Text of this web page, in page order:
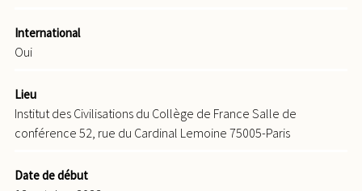
International
Oui
Lieu
Institut des Civilisations du Collège de France Salle de
conférence 52, rue du Cardinal Lemoine 75005-Paris
Date de début